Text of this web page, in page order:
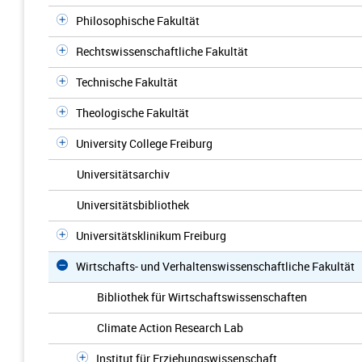
Philosophische Fakultät
Rechtswissenschaftliche Fakultät
Technische Fakultät
Theologische Fakultät
University College Freiburg
Universitätsarchiv
Universitätsbibliothek
Universitätsklinikum Freiburg
Wirtschafts- und Verhaltenswissenschaftliche Fakultät
Bibliothek für Wirtschaftswissenschaften
Climate Action Research Lab
Institut für Erziehungswissenschaft